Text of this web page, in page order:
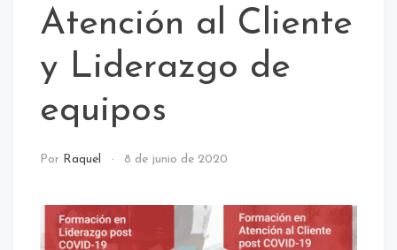
Atención al Cliente
y Liderazgo de
equipos
Por Raquel 8 de junio de 2020